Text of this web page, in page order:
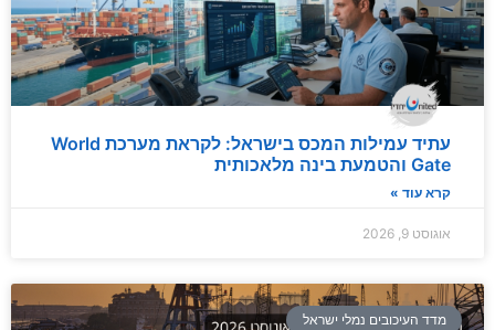
עתיד עמילות המכס בישראל: לקראת מערכת World
Gate והטמעת בינה מלאכותית
קרא עוד »
אוגוסט 9, 2026
מדד העיכובים נמלי ישראל